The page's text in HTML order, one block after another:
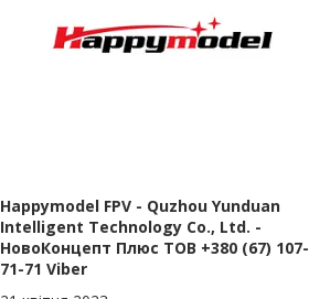
Happymodel FPV - Quzhou Yunduan
Intelligent Technology Co., Ltd. -
НовоКонцепт Плюс ТОВ +380 (67) 107-
71-71 Viber